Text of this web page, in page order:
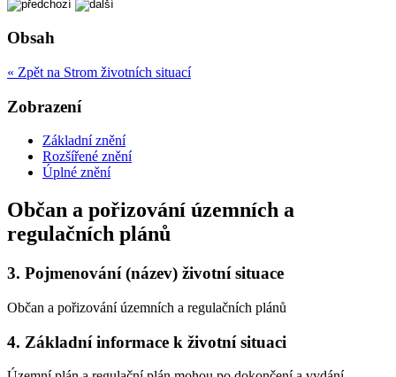
Obsah
« Zpět na Strom životních situací
Zobrazení
Základní znění
Rozšířené znění
Úplné znění
Občan a pořizování územních a
regulačních plánů
3. Pojmenování (název) životní situace
Občan a pořizování územních a regulačních plánů
4. Základní informace k životní situaci